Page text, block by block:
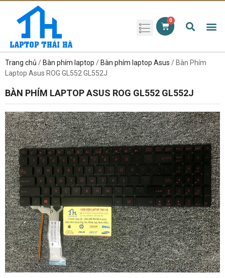
Trang chủ / Bàn phím laptop / Bàn phím laptop Asus / Bàn Phím
Laptop Asus ROG GL552 GL552J
BÀN PHÍM LAPTOP ASUS ROG GL552 GL552J